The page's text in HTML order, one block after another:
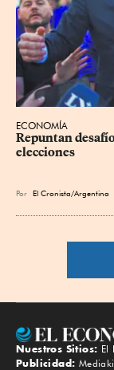
ECONOMÍA
Repuntan
elecciones
Por El Cronista/Argentina
Nuestros Sitios: El
Publicidad: